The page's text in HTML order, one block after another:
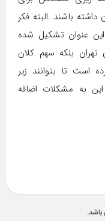
باشند .البته فکر
عنوان تشکیل شده
تهران بلکه سهم کلان
است تا بتوانند زیر
به مشکلات اضافه